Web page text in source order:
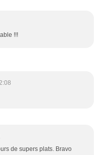
!!!
de supers plats. Bravo